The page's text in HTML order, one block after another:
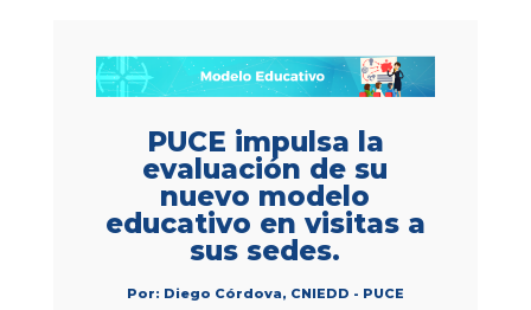
PUCE impulsa la
evaluación de su
nuevo modelo
educativo en visitas a
sus sedes.
Por: Diego Córdova, CNIEDD - PUCE